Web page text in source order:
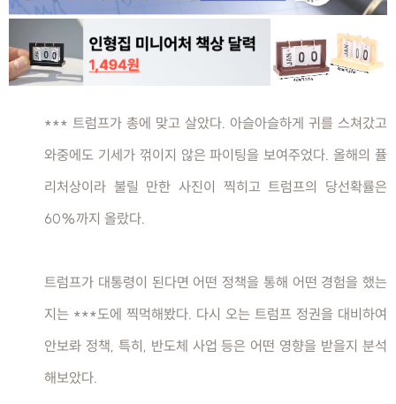
*** 트럼프가 총에 맞고 살았다. 아슬아슬하게 귀를 스쳐갔고
와중에도 기세가 꺾이지 않은 파이팅을 보여주었다. 올해의 퓰
리처상이라 불릴 만한 사진이 찍히고 트럼프의 당선확률은
60%까지 올랐다.
트럼프가 대통령이 된다면 어떤 정책을 통해 어떤 경험을 했는
지는 ***도에 찍먹해봤다. 다시 오는 트럼프 정권을 대비하여
안보롸 정책, 특히, 반도체 사업 등은 어떤 영향을 받을지 분석
해보았다.